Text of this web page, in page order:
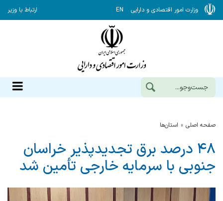
وزارت امور اقتصادی و دارایی EN ارتباط با وزیر
صفحه اصلی استان‌ها
۴۸ درصد برق تجدیدپذیر خراسان
جنوبی با سرمایه خارجی تأمین شد